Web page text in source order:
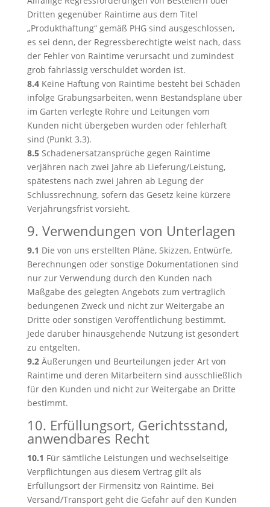
Dritten gegenüber Raintime aus dem Titel
„Produkthaftung“ gemäß PHG sind ausgeschlossen,
es sei denn, der Regressberechtigte weist nach, dass
der Fehler von Raintime verursacht und zumindest
grob fahrlässig verschuldet worden ist.
8.4Keine Haftung von Raintime besteht bei Schäden
infolge Grabungsarbeiten, wenn Bestandspläne über
im Garten verlegte Rohre und Leitungen vom
Kunden nicht übergeben wurden oder fehlerhaft
sind (Punkt 3.3).
8.5Schadenersatzansprüche gegen Raintime
verjähren nach zwei Jahre ab Lieferung/Leistung,
spätestens nach zwei Jahren ab Legung der
Schlussrechnung, sofern das Gesetz keine kürzere
Verjährungsfrist vorsieht.
9. Verwendungen von Unterlagen
9.1 Die von uns erstellten Pläne, Skizzen, Entwürfe,
Berechnungen oder sonstige Dokumentationen sind
nur zur Verwendung durch den Kunden nach
Maßgabe des gelegten Angebots zum vertraglich
bedungenen Zweck und nicht zur Weitergabe an
Dritte oder sonstigen Veröffentlichung bestimmt.
Jede darüber hinausgehende Nutzung ist gesondert
zu entgelten.
9.2Äußerungen und Beurteilungen jeder Art von
Raintime und deren Mitarbeitern sind ausschließlich
für den Kunden und nicht zur Weitergabe an Dritte
bestimmt.
10. Erfüllungsort, Gerichtsstand,
anwendbares Recht
10.1 Für sämtliche Leistungen und wechselseitige
Verpflichtungen aus diesem Vertrag gilt als
Erfüllungsort der Firmensitz von Raintime. Bei
Versand/Transport geht die Gefahr auf den Kunden